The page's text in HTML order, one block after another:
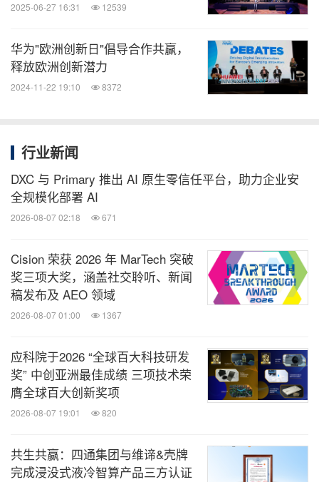
2025-06-27 16:31 12539
华为"欧洲创新日"倡导合作共赢，
释放欧洲创新潜力
2024-11-22 19:10 8372
行业新闻
DXC 与 Primary 推出 AI 原生零信任平台，助力企业安
全规模化部署 AI
2026-08-07 02:18 671
Cision 荣获 2026 年 MarTech 突破
奖三项大奖，涵盖社交聆听、新闻
稿发布及 AEO 领域
2026-08-07 01:00 1367
应科院于2026 “全球百大科技研发
奖” 中创亚洲最佳成绩 三项技术荣
膺全球百大创新奖项
2026-08-07 19:01 820
共生共赢：四通集团与维谛&壳牌
完成浸没式液冷智算产品三方认证